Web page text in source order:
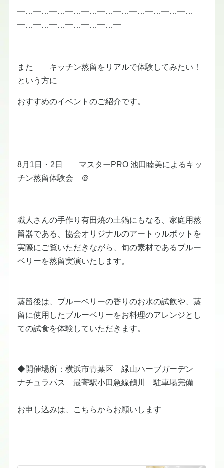
━…━…━…━…━…━…━…━…━…━…━…
━…━…━…━…━…━…━
また キッチン蒸留をリアルで体験してみたい！
という方に
おすすめのイベントのご紹介です。
8月1日・2日 マスターPRO 池田睦美によるキッ
チン蒸留体験会 ＠
職人さんの手作り有田焼の土鍋にもなる、家庭用蒸
留器である、協会オリジナルのアートゥルポットを
実際にご覧いただきながら、旬の素材であるブルー
ベリーを蒸留実演いたします。
蒸留後は、ブルーベリーの香りのお水の試飲や、蒸
留に使用したブルーベリーをお料理のアレンジとし
ての試食を体験していただきます。
◆開催場所：横浜市青葉区 緑山ハーブガーデン
ナチュラパス 最寄駅小田急線鶴川 駐車場完備
お申し込みは、こちらからお願いします